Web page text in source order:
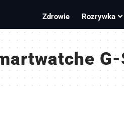
Zdrowie Rozrywka